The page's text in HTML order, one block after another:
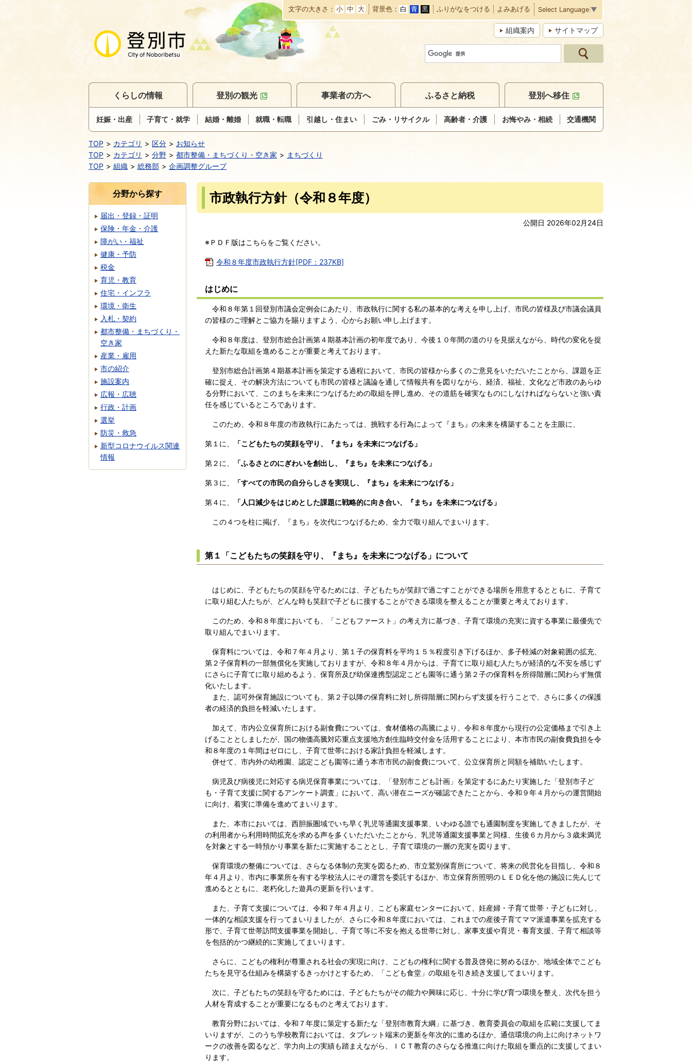
本
文
へ
移
動
文字の大きさ 小 中 大 背景色 白 青 黒 ふりがなをつける よみあげる Select Language ▼
組織案内 サイトマップ
くらしの情報
妊娠・出産 子育て・就学 結婚・離婚 就職・転職 引越し・住まい ごみ・リサイクル 高齢者・介護 お悔やみ・相続 交通機関
登別の観光 事業者の方へ ふるさと納税 登別へ移住
TOP カテゴリ 区分
お知らせ
TOP
カテゴリ 分野 都市整備・まちづくり・空き家
まちづくり
TOP
組織 総務部 企画調整グループ
市政執行方針（令和８年度）
公開日 2026年02月24日
※ＰＤＦ版はこちらをご覧ください。
令和８年度市政執行方針[PDF：237KB]
はじめに
令和８年第１回登別市議会定例会にあたり、市政執行に関する私の基本的な考えを申し上げ、市民の皆様及び市議会議員
の皆様のご理解とご協力を賜りますよう、心からお願い申し上げます。
令和８年度は、登別市総合計画第４期基本計画の初年度であり、今後１０年間の道のりを見据えながら、時代の変化を捉
えた新たな取組を進めることが重要と考えております。
登別市総合計画第４期基本計画を策定する過程において、市民の皆様から多くのご意見をいただいたことから、課題を正
確に捉え、その解決方法についても市民の皆様と議論を通して情報共有を図りながら、経済、福祉、文化など市政のあらゆ
る分野において、このまちを未来につなげるための取組を押し進め、その道筋を確実なものにしなければならないと強い責
任を感じているところであります。
このため、令和８年度の市政執行にあたっては、挑戦する行為によって『まち』の未来を構築することを主眼に、
第１に、 「こどもたちの笑顔を守り、『まち』を未来につなげる」
第２に、 「ふるさとのにぎわいを創出し、『まち』を未来につなげる」
第３に、 「すべての市民の自分らしさを実現し、『まち』を未来につなげる」
第４に、 「人口減少をはじめとした課題に戦略的に向き合い、『まち』を未来につなげる」
この４つを柱に掲げ、『まち』を次代につなげるため、全力で取り組んでまいります。
第１「こどもたちの笑顔を守り、『まち』を未来につなげる」について
はじめに、子どもたちの笑顔を守るためには、子どもたちが笑顔で過ごすことができる場所を用意するとともに、子育て
に取り組む人たちが、どんな時も笑顔で子どもに接することができる環境を整えることが重要と考えております。
このため、令和８年度においても、「こどもファースト」の考え方に基づき、子育て環境の充実に資する事業に最優先で
取り組んでまいります。
保育料については、令和７年４月より、第１子の保育料を平均１５％程度引き下げるほか、多子軽減の対象範囲の拡充、
第２子保育料の一部無償化を実施しておりますが、令和８年４月からは、子育てに取り組む人たちが経済的な不安を感じず
にさらに子育てに取り組めるよう、保育所及び幼保連携型認定こども園等に通う第２子の保育料を所得階層に関わらず無償
化いたします。
また、認可外保育施設についても、第２子以降の保育料に対し所得階層に関わらず支援を行うことで、さらに多くの保護
者の経済的負担を軽減いたします。
加えて、市内公立保育所における副食費については、食材価格の高騰により、令和８年度から現行の公定価格まで引き上
げることとしましたが、国の物価高騰対応重点支援地方創生臨時交付金を活用することにより、本市市民の副食費負担を令
和８年度の１年間はゼロにし、子育て世帯における家計負担を軽減します。
併せて、市内外の幼稚園、認定こども園等に通う本市市民の副食費について、公立保育所と同額を補助いたします。
病児及び病後児に対応する病児保育事業については、「登別市こども計画」を策定するにあたり実施した「登別市子ど
も・子育て支援に関するアンケート調査」において、高い潜在ニーズが確認できたことから、令和９年４月からの運営開始
に向け、着実に準備を進めてまいります。
また、本市においては、西胆振圏域でいち早く乳児等通園支援事業、いわゆる誰でも通園制度を実施してきましたが、そ
の利用者から利用時間拡充を求める声を多くいただいたことから、乳児等通園支援事業と同様、生後６カ月から３歳未満児
を対象とする一時預かり事業を新たに実施することとし、子育て環境の一層の充実を図ります。
保育環境の整備については、さらなる体制の充実を図るため、市立鷲別保育所について、将来の民営化を目指し、令和８
年４月より、市内に事業所を有する学校法人にその運営を委託するほか、市立保育所照明のＬＥＤ化を他の施設に先んじて
進めるとともに、老朽化した遊具の更新を行います。
また、子育て支援については、令和７年４月より、こども家庭センターにおいて、妊産婦・子育て世帯・子どもに対し、
一体的な相談支援を行ってまいりましたが、さらに令和８年度においては、これまでの産後子育てママ派遣事業を拡充する
形で、子育て世帯訪問支援事業を開始し、子育て等に不安を抱える世帯に対し、家事支援や育児・養育支援、子育て相談等
を包括的かつ継続的に実施してまいります。
さらに、こどもの権利が尊重される社会の実現に向け、こどもの権利に関する普及啓発に努めるほか、地域全体でこども
たちを見守る仕組みを構築するきっかけとするため、「こども食堂」の取組を引き続き支援してまいります。
次に、子どもたちの笑顔を守るためには、子どもたちがその能力や興味に応じ、十分に学び育つ環境を整え、次代を担う
人材を育成することが重要になるものと考えております。
教育分野においては、令和７年度に策定する新たな「登別市教育大綱」に基づき、教育委員会の取組を広範に支援してま
いりますが、このうち学校教育においては、タブレット端末の更新を年次的に進めるほか、通信環境の向上に向けネットワ
ークの改善を図るなど、学力向上の実績も踏まえながら、ＩＣＴ教育のさらなる推進に向けた取組を重点的に支援してまい
ります。
分野から探す
届出・登録・証明
保険・年金・介護
障がい・福祉
健康・予防
税金
育児・教育
住宅・インフラ
環境・衛生
入札・契約
都市整備・まちづくり・
空き家
産業・雇用
市の紹介
施設案内
広報・広聴
行政・計画
選挙
防災・救急
新型コロナウイルス関連
情報